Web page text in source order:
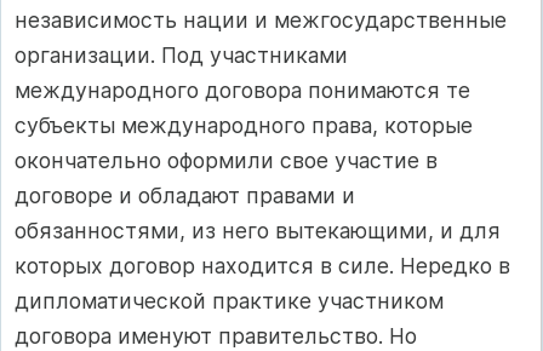
независимость нации и межгосударственные
организации. Под участниками
международного договора понимаются те
субъекты международного права, которые
окончательно оформили свое участие в
договоре и обладают правами и
обязанностями, из него вытекающими, и для
которых договор находится в силе. Нередко в
дипломатической практике участником
договора именуют правительство. Но